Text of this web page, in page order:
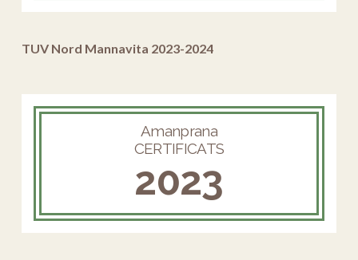
TUV Nord Mannavita 2023-2024
Amanprana
CERTIFICATS
2023